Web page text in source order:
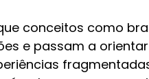
conceitos como
e passam a